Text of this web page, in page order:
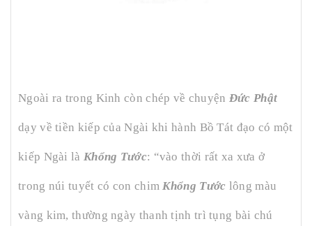
Ngoài ra trong Kinh còn chép về chuyện Đức Phật
dạy về tiền kiếp của Ngài khi hành Bồ Tát đạo có một
kiếp Ngài là Khổng Tước: “vào thời rất xa xưa ở
trong núi tuyết có con chim Khổng Tước lông màu
vàng kim, thường ngày thanh tịnh trì tụng bài chú